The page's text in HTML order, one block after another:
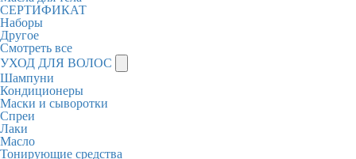
СЕРТИФИКАТ
Наборы
Другое
Смотреть все
УХОД ДЛЯ ВОЛОС
Шампуни
Кондиционеры
Маски и сыворотки
Спреи
Лаки
Масло
Тонирующие средства